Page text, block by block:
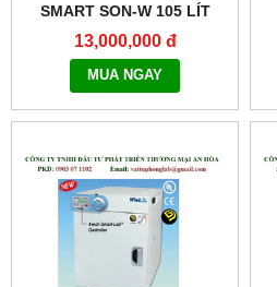
SMART SON-W 105 LÍT
MODEL:THERMOSTABLE
SON-W105
13,000,000 đ
MUA NGAY